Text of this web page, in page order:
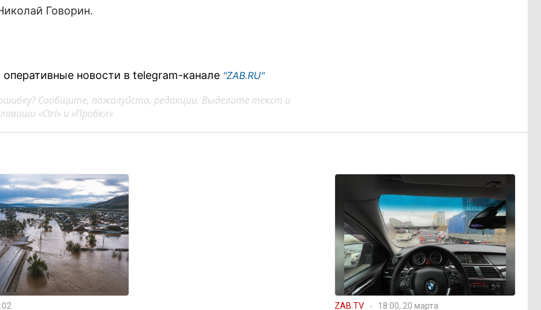
Говорин.
новости в telegram-канале "ZAB.RU"
Сообщите, пожалуйста, редакции. Выделите текст и
«Ctrl» и «Пробел»
ZAB.TV 18:00, 20 марта